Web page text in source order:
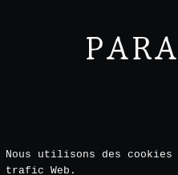
Nous utilisons des
trafic Web.